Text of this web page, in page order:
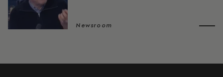
Newsroom